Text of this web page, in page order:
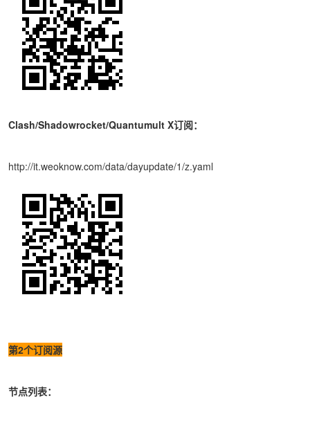
Clash/Shadowrocket/Quantumult X订阅：
http://it.weoknow.com/data/dayupdate/1/z.yaml
第2个订阅源
节点列表：